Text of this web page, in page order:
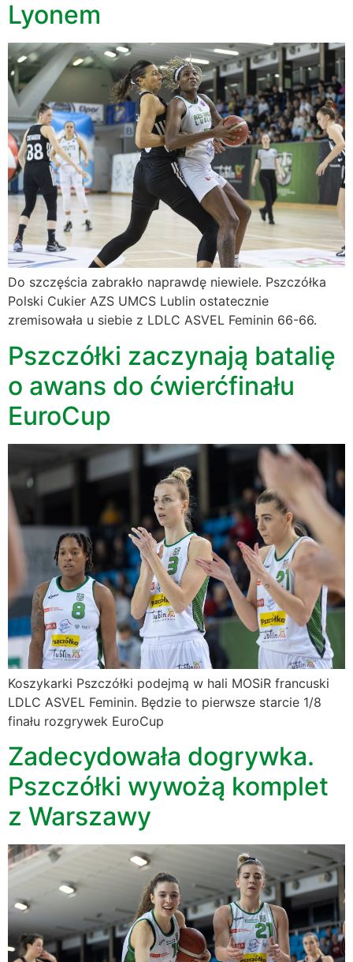
Lyonem
Do szczęścia zabrakło naprawdę niewiele. Pszczółka
Polski Cukier AZS UMCS Lublin ostatecznie
zremisowała u siebie z LDLC ASVEL Feminin 66-66.
Pszczółki zaczynają batalię
o awans do ćwierćfinału
EuroCup
Koszykarki Pszczółki podejmą w hali MOSiR francuski
LDLC ASVEL Feminin. Będzie to pierwsze starcie 1/8
finału rozgrywek EuroCup
Zadecydowała dogrywka.
Pszczółki wywożą komplet
z Warszawy